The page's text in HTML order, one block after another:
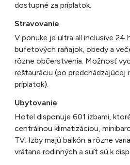
dostupné za príplatok.
Stravovanie
V ponuke je ultra all inclusive 24
bufetových raňajok, obedy a
rôzne občerstvenia. Možnosť
reštauráciu (po predchádzajúcej
príplatok).
Ubytovanie
Hotel disponuje 601 izbami,
centrálnou klimatizáciou,
TV. Izby majú balkón a rôzne
vrátane rodinných a suít sú k